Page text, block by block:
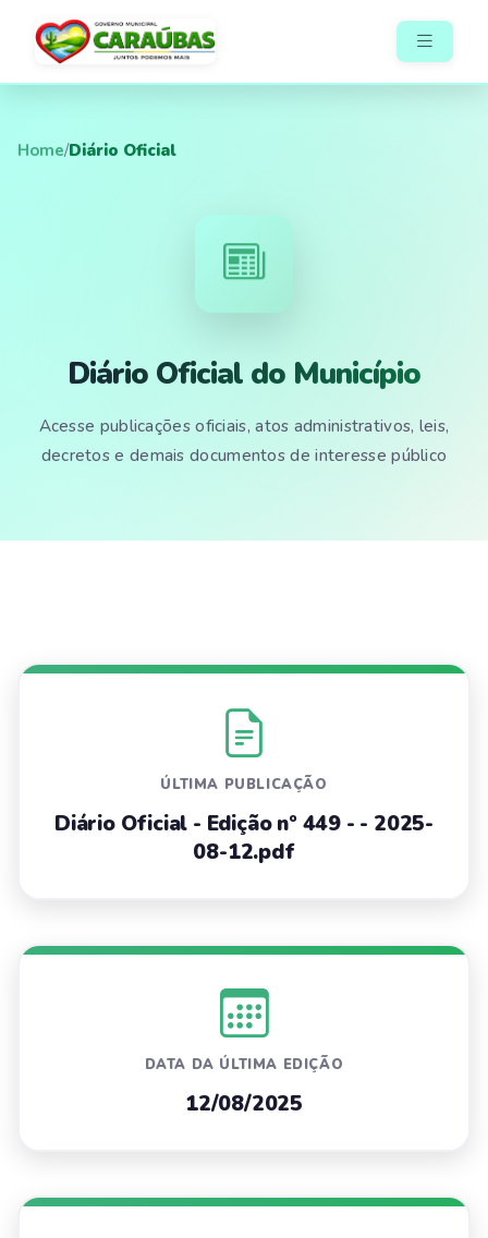
Home/Diário Oficial
Diário Oficial do Município
Acesse publicações oficiais, atos administrativos, leis,
decretos e demais documentos de interesse público
ÚLTIMA PUBLICAÇÃO
Diário Oficial - Edição nº 449 - - 2025-
08-12.pdf
DATA DA ÚLTIMA EDIÇÃO
12/08/2025